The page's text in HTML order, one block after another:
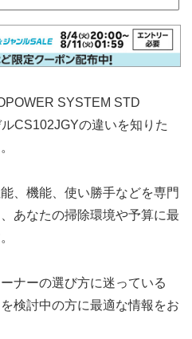
SYSTEM STD
CS102JGYの違いを知りた
、機能、使い勝手などを専門
あなたの掃除環境や予算に最
ナーの選び方に迷っている
検討中の方に最適な情報をお